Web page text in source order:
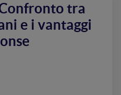
tra
e i vantaggi